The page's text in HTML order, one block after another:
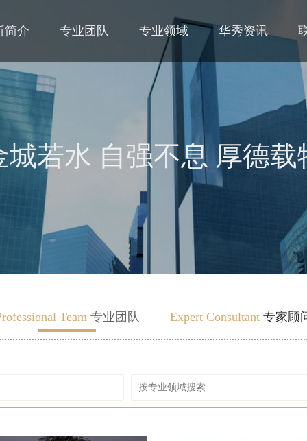
简介 专业团队 专业领域 华秀资讯
城若水 自强不息 厚德载
Team 专业团队 Expert Consultant 专家顾